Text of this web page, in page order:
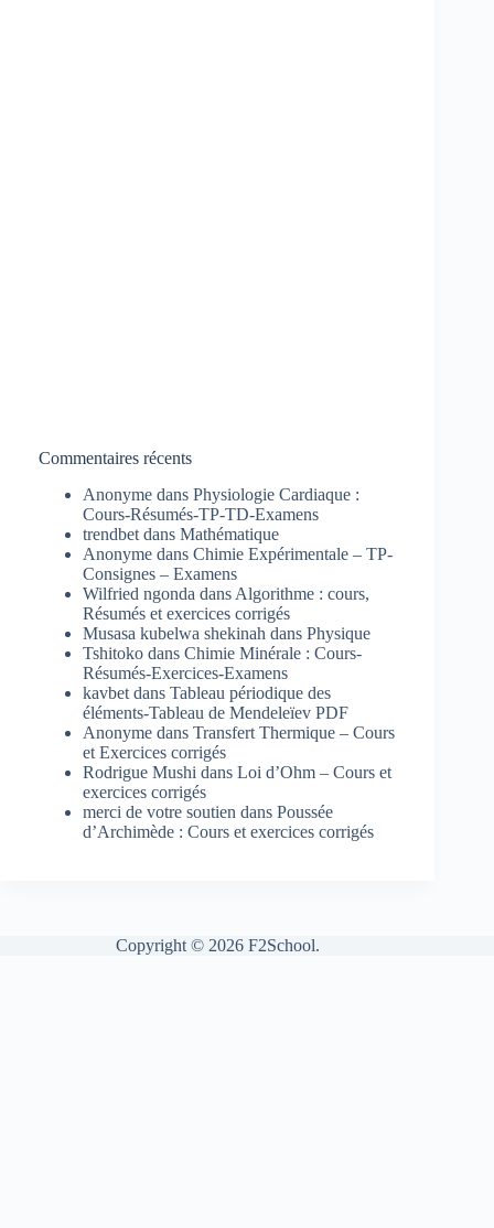
Commentaires récents
Anonyme dans Physiologie Cardiaque :
Cours-Résumés-TP-TD-Examens
trendbet dans Mathématique
Anonyme dans Chimie Expérimentale – TP-
Consignes – Examens
Wilfried ngonda dans Algorithme : cours,
Résumés et exercices corrigés
Musasa kubelwa shekinah dans Physique
Tshitoko dans Chimie Minérale : Cours-
Résumés-Exercices-Examens
kavbet dans Tableau périodique des
éléments-Tableau de Mendeleïev PDF
Anonyme dans Transfert Thermique – Cours
et Exercices corrigés
Rodrigue Mushi dans Loi d’Ohm – Cours et
exercices corrigés
merci de votre soutien dans Poussée
d’Archimède : Cours et exercices corrigés
Copyright © 2026 F2School.